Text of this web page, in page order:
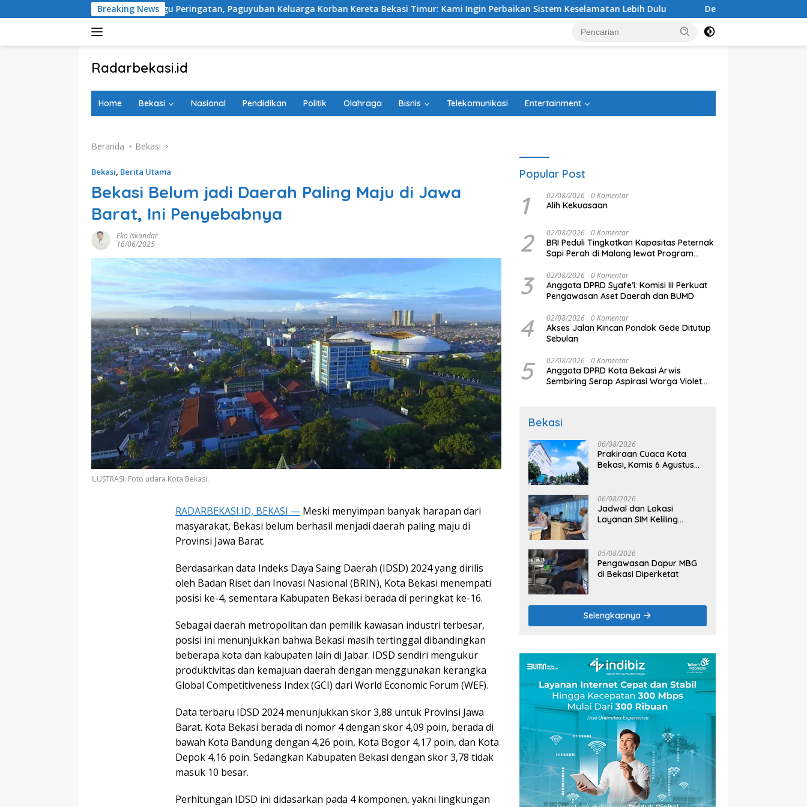
ke
Breaking News
Rencana Tugu Peringatan, Paguyuban Keluarga Korban Kereta Bekasi Timur: Kami Ingin Perbaikan Sistem Keselamatan Lebih Dulu Debu Tegal Danas Cikarang Belum
Radarbekasi.id
Bekasi
Home Bekasi Nasional Pendidikan Politik Olahraga Bisnis Telekomunikasi Entertainment
Beranda Bekasi
Bekasi, Berita Utama
Bekasi Belum jadi Daerah Paling Maju di Jawa
Barat, Ini Penyebabnya
Eko Iskandar
16/06/2025
ILUSTRASI: Foto udara Kota Bekasi.
RADARBEKASI.ID, BEKASI — Meski menyimpan banyak harapan dari
masyarakat, Bekasi belum berhasil menjadi daerah paling maju di
Provinsi Jawa Barat.
Berdasarkan data Indeks Daya Saing Daerah (IDSD) 2024 yang dirilis
oleh Badan Riset dan Inovasi Nasional (BRIN), Kota Bekasi menempati
posisi ke-4, sementara Kabupaten Bekasi berada di peringkat ke-16.
Sebagai daerah metropolitan dan pemilik kawasan industri terbesar,
posisi ini menunjukkan bahwa Bekasi masih tertinggal dibandingkan
beberapa kota dan kabupaten lain di Jabar. IDSD sendiri mengukur
produktivitas dan kemajuan daerah dengan menggunakan kerangka
Global Competitiveness Index (GCI) dari World Economic Forum (WEF).
Data terbaru IDSD 2024 menunjukkan skor 3,88 untuk Provinsi Jawa
Barat. Kota Bekasi berada di nomor 4 dengan skor 4,09 poin, berada di
bawah Kota Bandung dengan 4,26 poin, Kota Bogor 4,17 poin, dan Kota
Depok 4,16 poin. Sedangkan Kabupaten Bekasi dengan skor 3,78 tidak
masuk 10 besar.
Perhitungan IDSD ini didasarkan pada 4 komponen, yakni lingkungan
Popular Post
1 02/08/2026 0 Komentar
Alih Kekuasaan
2 02/08/2026 0 Komentar
BRI Peduli Tingkatkan Kapasitas Peternak
Sapi Perah di Malang lewat Program
3 02/08/2026 0 Komentar
Anggota DPRD Syafe’i: Komisi III Perkuat
Pengawasan Aset Daerah dan BUMD
4 02/08/2026 0 Komentar
Akses Jalan Kincan Pondok Gede Ditutup
Sebulan
5 02/08/2026 0 Komentar
Anggota DPRD Kota Bekasi Arwis
Sembiring Serap Aspirasi Warga Violet
Bekasi
06/08/2026
Prakiraan Cuaca Kota
Bekasi, Kamis 6 Agustus
06/08/2026
Jadwal dan Lokasi
Layanan SIM Keliling
05/08/2026
Pengawasan Dapur MBG
di Bekasi Diperketat
Selengkapnya